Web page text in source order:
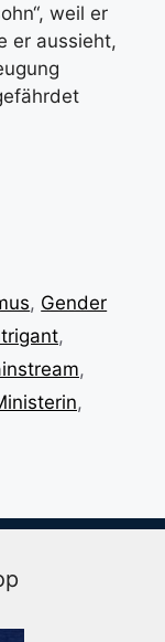
weil er
er aussieht,
, Gender
,
,
,